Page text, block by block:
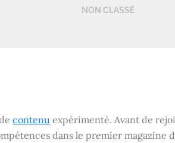
NON CLASSÉ
contenu expérimenté. Avant de
dans le premier magazine